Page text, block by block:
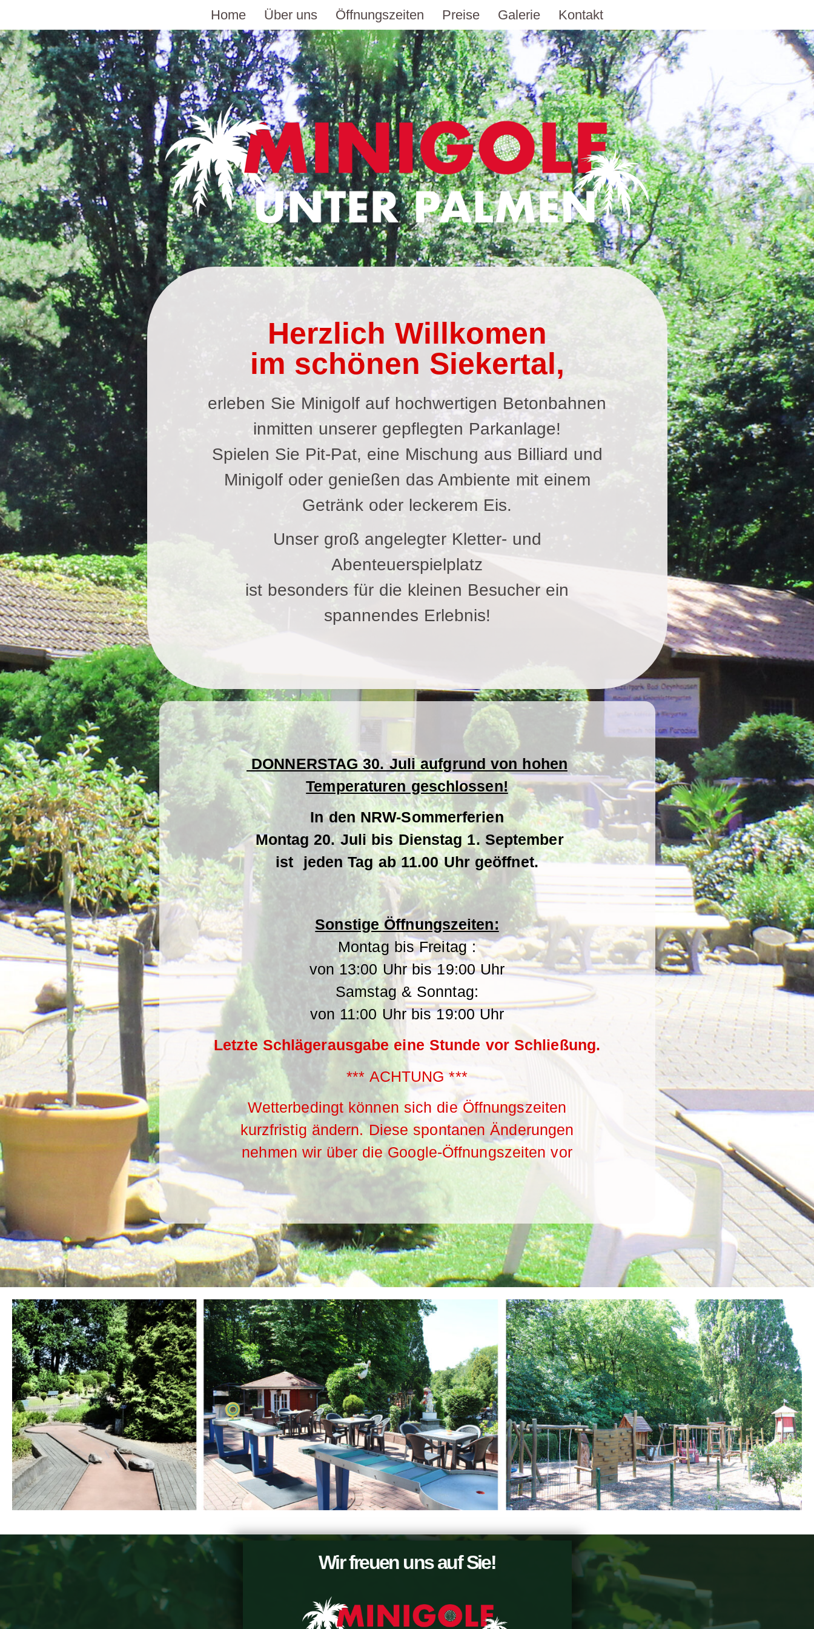
Home Über uns Öffnungszeiten Preise Galerie Kontakt
Herzlich Willkomen
im schönen Siekertal,
erleben Sie Minigolf auf hochwertigen Betonbahnen
inmitten unserer gepflegten Parkanlage!
Spielen Sie Pit-Pat, eine Mischung aus Billiard und
Minigolf oder genießen das Ambiente mit einem
Getränk oder leckerem Eis.
Unser groß angelegter Kletter- und
Abenteuerspielplatz
ist besonders für die kleinen Besucher ein
spannendes Erlebnis!
DONNERSTAG 30. Juli aufgrund von hohen
Temperaturen geschlossen!
In den NRW-Sommerferien
Montag 20. Juli bis Dienstag 1. September
ist jeden Tag ab 11.00 Uhr geöffnet.
Sonstige Öffnungszeiten:
Montag bis Freitag :
von 13:00 Uhr bis 19:00 Uhr
Samstag & Sonntag:
von 11:00 Uhr bis 19:00 Uhr
Letzte Schlägerausgabe eine Stunde vor Schließung.
*** ACHTUNG ***
Wetterbedingt können sich die Öffnungszeiten
kurzfristig ändern. Diese spontanen Änderungen
nehmen wir über die Google-Öffnungszeiten vor
Wir freuen uns auf Sie!